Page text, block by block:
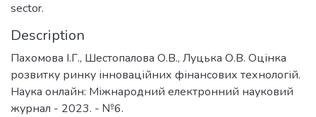
sector.
Description
Пахомова І.Г., Шестопалова О.В., Луцька О.В. Оцінка
розвитку ринку інноваційних фінансових технологій.
Наука онлайн: Міжнародний електронний науковий
журнал - 2023. - №6.